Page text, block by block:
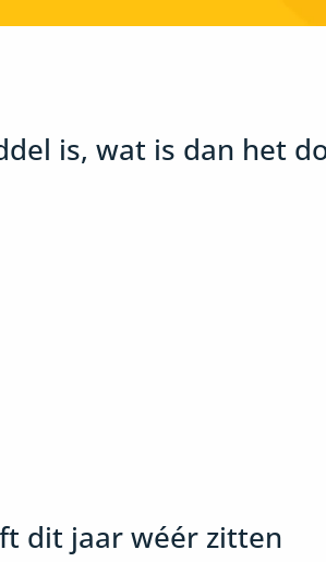
is, wat is dan het
dit jaar wéér zitten